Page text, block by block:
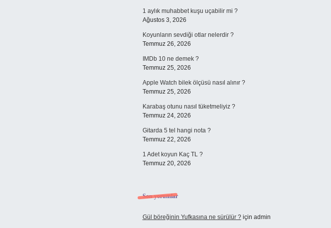
1 aylık muhabbet kuşu uçabilir mi ?
Ağustos 3, 2026
Koyunların sevdiği otlar nelerdir ?
Temmuz 26, 2026
IMDb 10 ne demek ?
Temmuz 25, 2026
Apple Watch bilek ölçüsü nasıl alınır ?
Temmuz 25, 2026
Karabaş otunu nasıl tüketmeliyiz ?
Temmuz 24, 2026
Gitarda 5 tel hangi nota ?
Temmuz 22, 2026
1 Adet koyun Kaç TL ?
Temmuz 20, 2026
Son yorumlar
Gül böreğinin Yufkasına ne sürülür ?için admin